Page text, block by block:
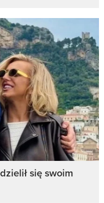
się swoim